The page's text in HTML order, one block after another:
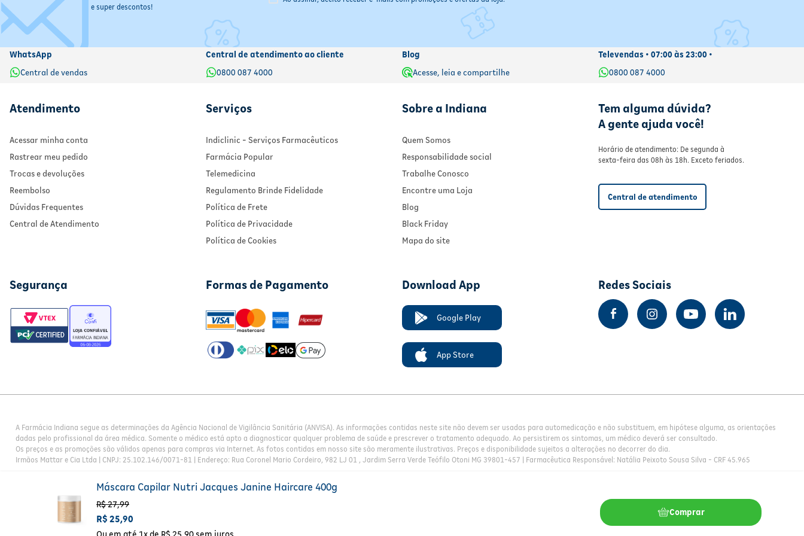
Máscara Capilar Nutri Jacques Janine Haircare 400g
R$27,99
R$ 25,90
Ou em até 1x de R$ 25 90 sem juros
Comprar
e super descontos!
WhatsApp
Central de vendas
Central de atendimento ao cliente
0800 087 4000
Blog
Acesse, leia e compartilhe
Televendas • 07:00 às 23:00 •
0800 087 4000
Atendimento
Acessar minha conta
Rastrear meu pedido
Trocas e devoluções
Reembolso
Dúvidas Frequentes
Central de Atendimento
Serviços
Indiclinic - Serviços Farmacêuticos
Farmácia Popular
Telemedicina
Regulamento Brinde Fidelidade
Política de Frete
Política de Privacidade
Política de Cookies
Sobre a Indiana
Quem Somos
Responsabilidade social
Trabalhe Conosco
Encontre uma Loja
Blog
Black Friday
Mapa do site
Tem alguma dúvida?
A gente ajuda você!
Horário de atendimento: De segunda à
sexta-feira das 08h às 18h. Exceto feriados.
Central de atendimento
Segurança Formas de Pagamento Download App
Google Play
App Store
Redes Sociais
A Farmácia Indiana segue as determinações da Agência Nacional de Vigilância Sanitária (ANVISA). As informações contidas neste site não devem ser usadas para automedicação e não substituem, em hipótese alguma, as orientações
dadas pelo profissional da área médica. Somente o médico está apto a diagnosticar qualquer problema de saúde e prescrever o tratamento adequado. Ao persistirem os sintomas, um médico deverá ser consultado.
Os preços e as promoções são válidos apenas para compras via Internet. As fotos contidas em nosso site são meramente ilustrativas. Preços e disponibilidade sujeitos a alterações no decorrer do dia.
Irmãos Mattar e Cia Ltda | CNPJ: 25.102.146/0071-81 | Endereço: Rua Coronel Mario Cordeiro, 982 LJ 01 , Jardim Serra Verde Teófilo Otoni MG 39801-457 | Farmacêutica Responsável: Natália Peixoto Sousa Silva - CRF 45.965